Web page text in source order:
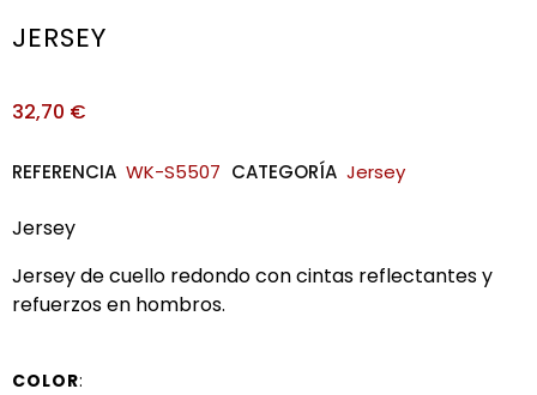
JERSEY
32,70 €
REFERENCIA WK-S5507 CATEGORÍA Jersey
Jersey
Jersey de cuello redondo con cintas reflectantes y
refuerzos en hombros.
COLOR: